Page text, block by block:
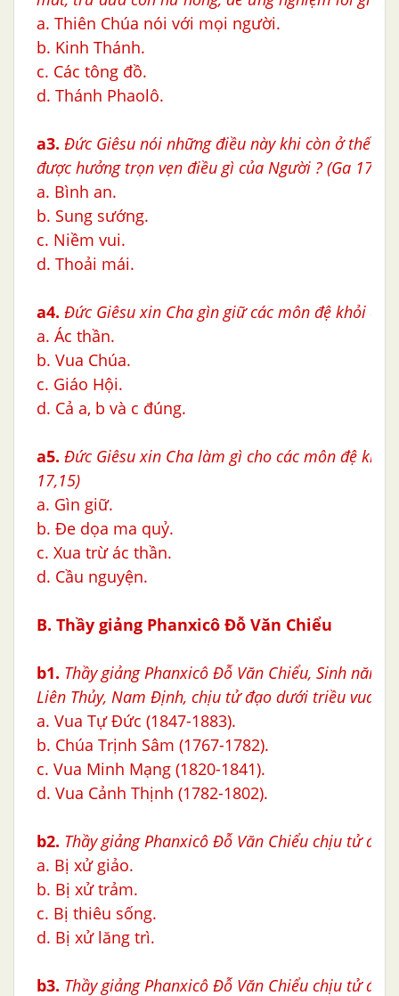
a. Thiên Chúa nói với mọi người.
b. Kinh Thánh.
c. Các tông đồ.
d. Thánh Phaolô.
a3. Đức Giêsu nói những điều này khi còn ở thế
được hưởng trọn vẹn điều gì của Người ? (Ga 17,13)
a. Bình an.
b. Sung sướng.
c. Niềm vui.
d. Thoải mái.
a4. Đức Giêsu xin Cha gìn giữ các môn đệ khỏi ai ?
a. Ác thần.
b. Vua Chúa.
c. Giáo Hội.
d. Cả a, b và c đúng.
a5. Đức Giêsu xin Cha làm gì cho các môn đệ khỏi
17,15)
a. Gìn giữ.
b. Đe dọa ma quỷ.
c. Xua trừ ác thần.
d. Cầu nguyện.
B. Thầy giảng Phanxicô Ðỗ Văn Chiểu
b1. Thầy giảng Phanxicô Ðỗ Văn Chiểu, Sinh năm
Liên Thủy, Nam Ðịnh, chịu tử đạo dưới triều vua
a. Vua Tự Đức (1847-1883).
b. Chúa Trịnh Sâm (1767-1782).
c. Vua Minh Mạng (1820-1841).
d. Vua Cảnh Thịnh (1782-1802).
b2. Thầy giảng Phanxicô Ðỗ Văn Chiểu chịu tử đạo
a. Bị xử giảo.
b. Bị xử trảm.
c. Bị thiêu sống.
d. Bị xử lăng trì.
b3. Thầy giảng Phanxicô Ðỗ Văn Chiểu chịu tử